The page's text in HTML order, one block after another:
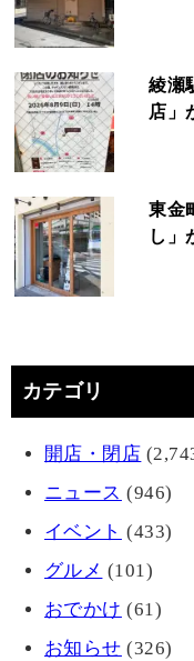
綾瀬
店」
東金
し」
カテゴリ
開店・閉店
ニュース (946)
イベント (433)
グルメ (101)
おでかけ (61)
お知らせ (326)